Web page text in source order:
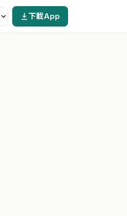
下載App